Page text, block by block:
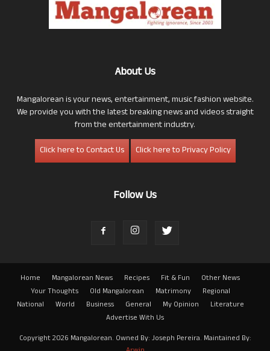
About Us
Mangalorean is your news, entertainment, music fashion website.
We provide you with the latest breaking news and videos straight
from the entertainment industry.
Click here to Contact Us
Click here to Privacy Policy
Follow Us
Home Mangalorean News Recipes Fit & Fun
Other News
Your Thoughts
Old Mangalorean Matrimony
Regional
National
World Business General My Opinion
Literature
Advertise With Us
Copyright 2026 Mangalorean. Owned By: Joseph Pereira. Maintained By: